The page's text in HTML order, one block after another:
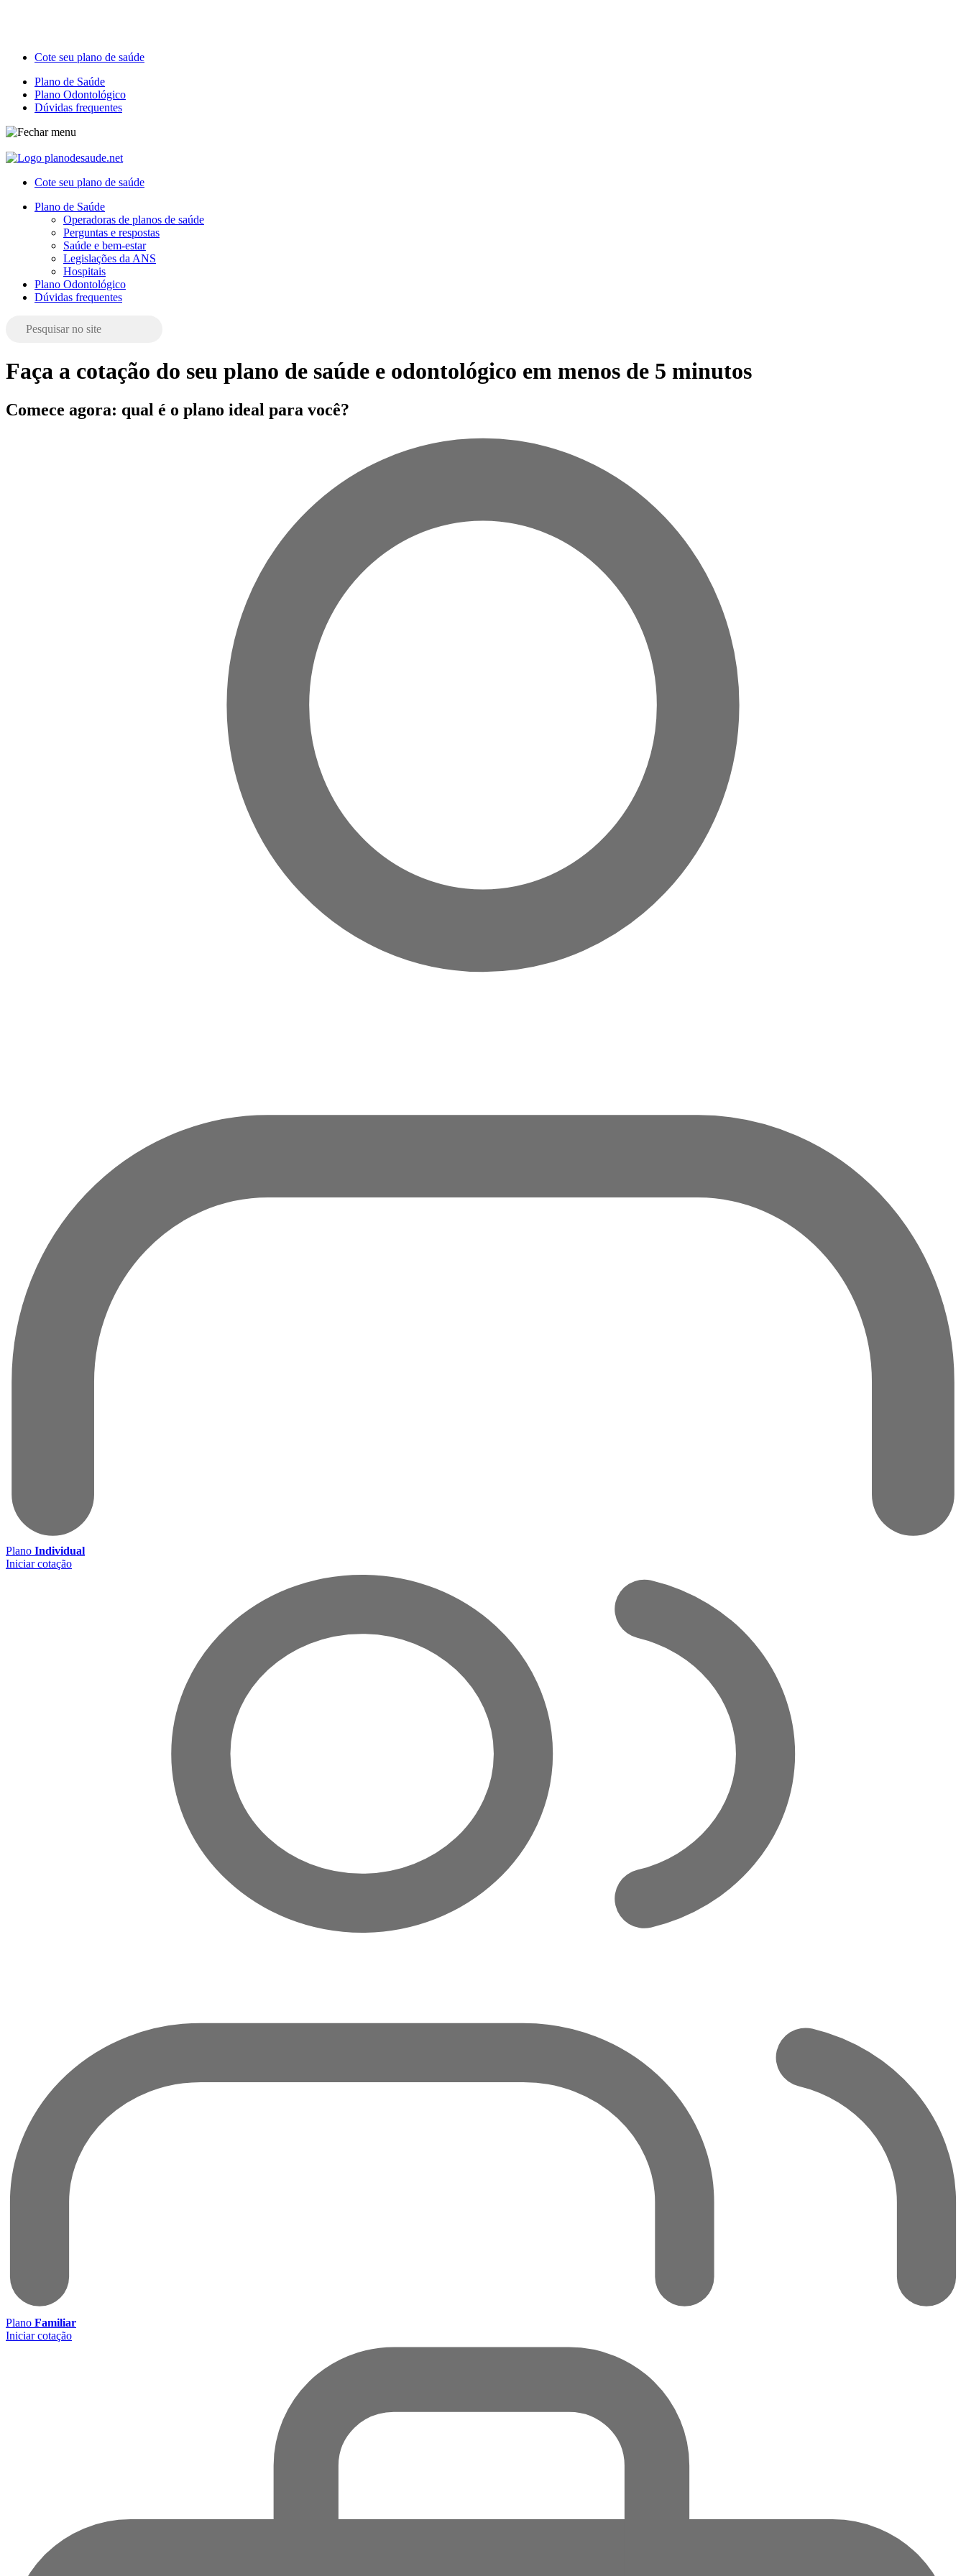
Cote seu plano de saúde
Plano de Saúde
Plano Odontológico
Dúvidas frequentes
Cote seu plano de saúde
Plano de Saúde
Operadoras de planos de saúde
Perguntas e respostas
Saúde e bem-estar
Legislações da ANS
Hospitais
Plano Odontológico
Dúvidas frequentes
Faça a cotação do seu plano de saúde e odontológico em menos de 5 minutos
Comece agora: qual é o plano ideal para você?
Plano Individual
Iniciar cotação
Plano Familiar
Iniciar cotação